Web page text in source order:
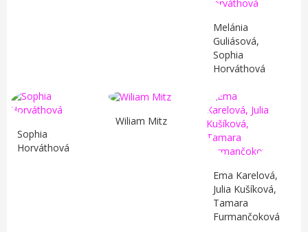
Melánia
Guliásová,
Sophia
Horváthová
Sophia
Horváthová
Wiliam Mitz
Ema Karelová,
Julia Kušíková,
Tamara
Furmančoková